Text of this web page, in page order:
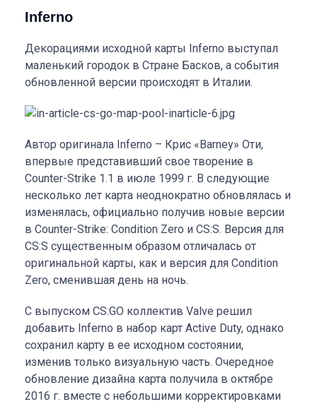
Inferno
Декорациями исходной карты Inferno выступал
маленький городок в Стране Басков, а события
обновленной версии происходят в Италии.
Автор оригинала Inferno – Крис «Barney» Оти,
впервые представивший свое творение в
Counter-Strike 1.1 в июле 1999 г. В следующие
несколько лет карта неоднократно обновлялась и
изменялась, официально получив новые версии
в Counter-Strike: Condition Zero и CS:S. Версия для
CS:S существенным образом отличалась от
оригинальной карты, как и версия для Condition
Zero, сменившая день на ночь.
С выпуском CS:GO коллектив Valve решил
добавить Inferno в набор карт Active Duty, однако
сохранил карту в ее исходном состоянии,
изменив только визуальную часть. Очередное
обновление дизайна карта получила в октябре
2016 г. вместе с небольшими корректировками